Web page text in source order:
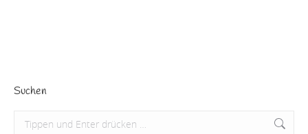
Suchen
Search: